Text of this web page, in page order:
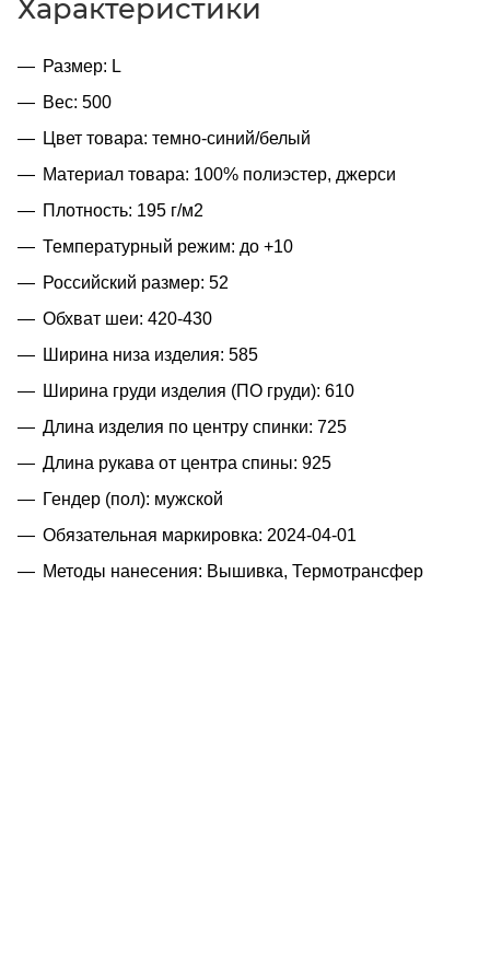
Характеристики
Размер: L
Вес: 500
Цвет товара: темно-синий/белый
Материал товара: 100% полиэстер, джерси
Плотность: 195 г/м2
Температурный режим: до +10
Российский размер: 52
Обхват шеи: 420-430
Ширина низа изделия: 585
Ширина груди изделия (ПО груди): 610
Длина изделия по центру спинки: 725
Длина рукава от центра спины: 925
Гендер (пол): мужской
Обязательная маркировка: 2024-04-01
Методы нанесения: Вышивка, Термотрансфер